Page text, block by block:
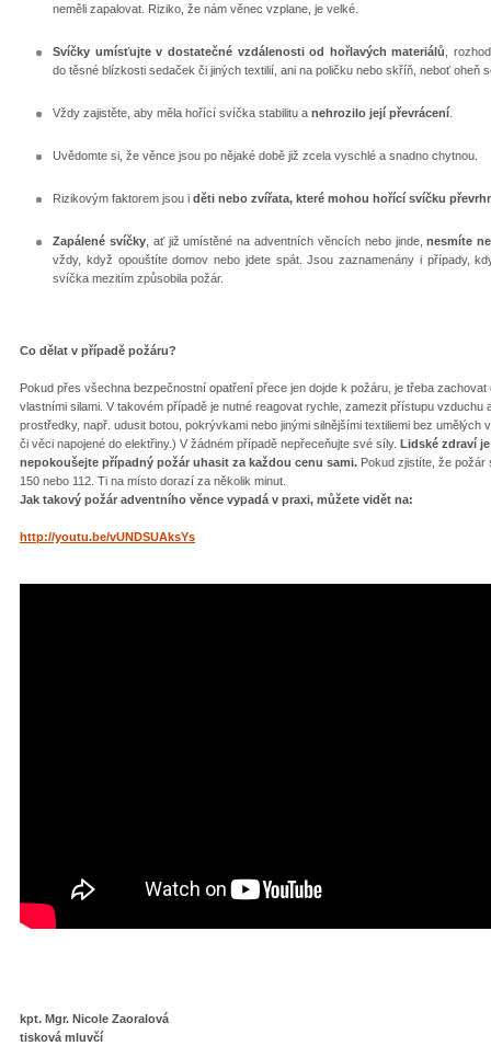
neměli zapalovat. Riziko, že nám věnec vzplane, je velké.
Svíčky umísťujte v dostatečné vzdálenosti od hořlavých materiálů
,
do těsné blízkosti sedaček či jiných textilií, ani na poličku nebo skříň, neboť oheň
Vždy zajistěte, aby měla hořící svíčka stabilitu a nehrozilo její převrácení
Uvědomte si, že věnce jsou po nějaké době již zcela vyschlé a snadno chytnou.
Rizikovým faktorem jsou i děti nebo zvířata, které mohou hořící svíčku
Zapálené svíčky, ať již umístěné na adventních věncích nebo jinde,nesmíte
vždy, když opouštíte domov nebo jdete spát. Jsou zaznamenány i případy,
svíčka mezitím způsobila požár.
Co dělat v případě požáru?
Pokud přes všechna bezpečnostní opatření přece jen dojde k požáru, je třeba
vlastními silami. V takovém případě je nutné reagovat rychle, zamezit přístupu
prostředky, např. udusit botou, pokrývkami nebo jinými silnějšími textiliemi bez
či věci napojené do elektřiny.) V žádném případě nepřeceňujte své síly. Lidské zdraví
nepokoušejte případný požár uhasit za každou cenu sami. Pokud zjistíte, že požár
150 nebo 112. Ti na místo dorazí za několik minut.
Jak takový požár adventního věnce vypadá v praxi, můžete vidět na:
http://youtu.be/vUNDSUAksYs
kpt. Mgr. Nicole Zaoralová
tisková mluvčí